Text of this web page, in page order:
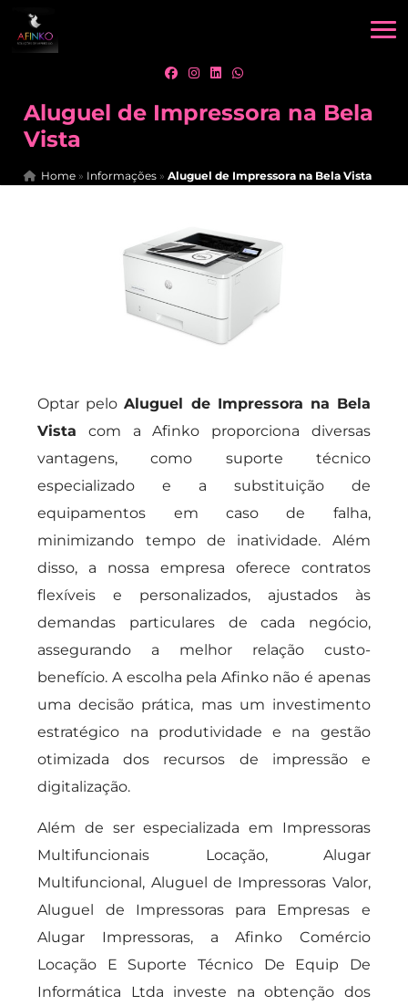
Aluguel de Impressora na Bela
Vista
Home » Informações »Aluguel de Impressora na Bela Vista
Optar peloAluguel de Impressora na Bela
Vista com a Afinko proporciona diversas
vantagens, como suporte técnico
especializado e a substituição de
equipamentos em caso de falha,
minimizando tempo de inatividade. Além
disso, a nossa empresa oferece contratos
flexíveis e personalizados, ajustados às
demandas particulares de cada negócio,
assegurando a melhor relação custo-
benefício. A escolha pela Afinko não é apenas
uma decisão prática, mas um investimento
estratégico na produtividade e na gestão
otimizada dos recursos de impressão e
digitalização.
Além de ser especializada em Impressoras
Multifuncionais Locação, Alugar
Multifuncional, Aluguel de Impressoras Valor,
Aluguel de Impressoras para Empresas e
Alugar Impressoras, a Afinko Comércio
Locação E Suporte Técnico De Equip De
Informática Ltda investe na obtenção dos